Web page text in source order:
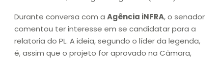
Durante conversa com a Agência iNFRA, o senador
comentou ter interesse em se candidatar para a
relatoria do PL. A ideia, segundo o líder da legenda,
é, assim que o projeto for aprovado na Câmara,